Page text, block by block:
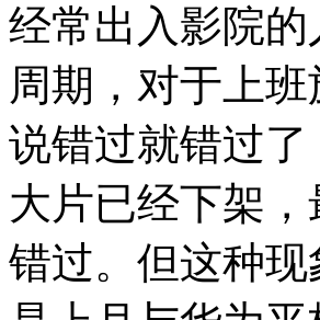
经常出入影院
周期，对于上
说错过就错过
大片已经下架
错过。但这种